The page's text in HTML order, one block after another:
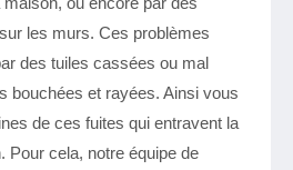
les murs. Ces problèmes
des tuiles cassées ou mal
bouchées et rayées. Ainsi vous
de ces fuites qui entravent la
Pour cela, notre équipe de